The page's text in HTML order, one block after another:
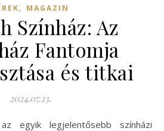
, MAGAZIN
Színház: Az
Fantomja
és titkai
2024.07.23.